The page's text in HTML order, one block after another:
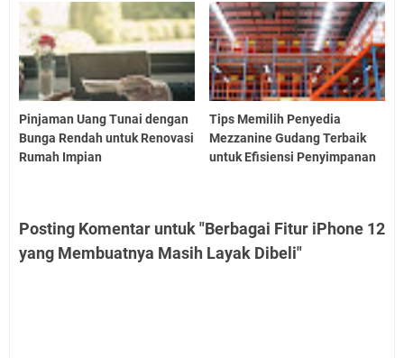
Pinjaman Uang Tunai dengan
Bunga Rendah untuk Renovasi
Rumah Impian
Tips Memilih Penyedia
Mezzanine Gudang Terbaik
untuk Efisiensi Penyimpanan
Posting Komentar untuk "Berbagai Fitur iPhone 12
yang Membuatnya Masih Layak Dibeli"